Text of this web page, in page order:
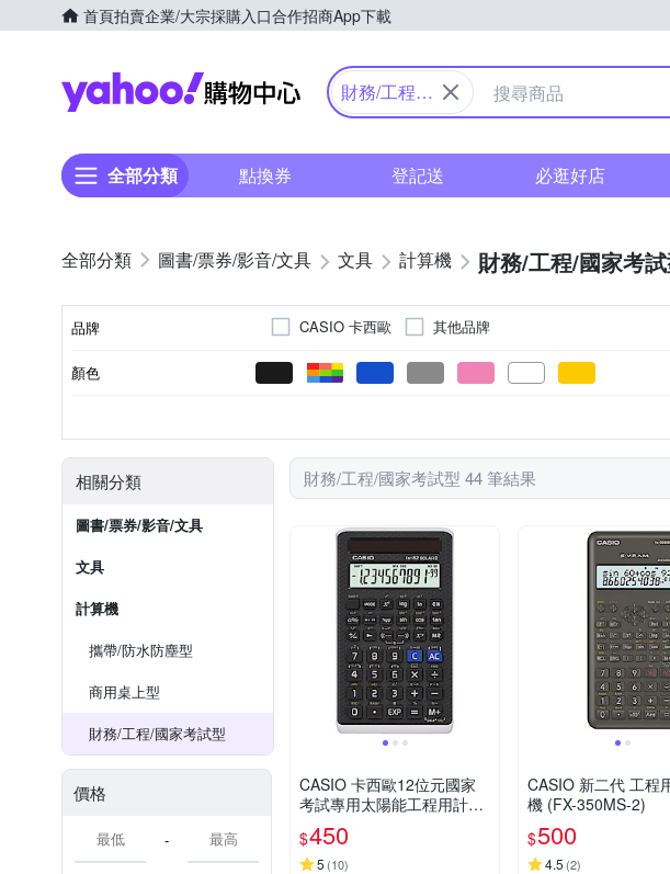
首頁拍賣企業/大宗採購入口合作招商App下載
Yahoo購物中心
財務/工程/
全部分類 點換券 登記送 必逛好店
圖書/票券/影音/文具 文具 計算機 財務/工程/國家考
品牌 CASIO 卡西歐 其他品牌
顏色
相關分類
圖書/票券/影音/文具
文具
計算機
攜帶/防水防塵型
商用桌上型
財務/工程/國家考試型
價格
-
財務/工程/國家考試型 44 筆結果
CASIO 卡西歐12位元國家
考試專用太陽能工程用計算
機(FX-82SOLARII)
$450
5 (10)
CASIO 新二代 工程用計算
機 (FX-350MS-2)
$500
4.5 (2)